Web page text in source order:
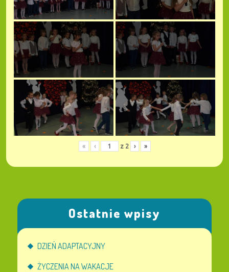
« ‹ z 2 › »
Ostatnie wpisy
DZIEŃ ADAPTACYJNY
ŻYCZENIA NA WAKACJE